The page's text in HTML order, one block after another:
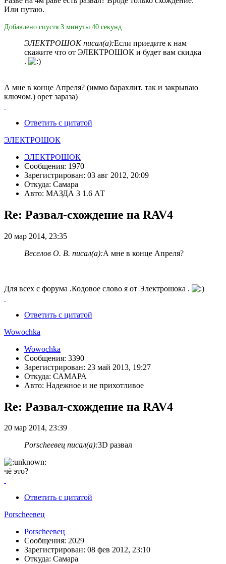
Или путаю.
Добавлено спустя 3 минуты 40 секунд:
ЭЛЕКТРОШОК писал(а):Если приедите к нам
скажите что от ЭЛЕКТРОШОК и будет вам скидка
.
А мне в конце Апреля? (иммо барахлит. так и закрываю
ключом.) орет зараза)
Ответить с цитатой
ЭЛЕКТРОШОК
ЭЛЕКТРОШОК
Сообщения: 1970
Зарегистрирован: 03 авг 2012, 20:09
Откуда: Самара
Авто: МАЗДА 3 1.6 АТ
Re: Развал-схождение на RAV4
20 мар 2014, 23:35
Веселов О. В. писал(а):А мне в конце Апреля?
Для всех с форума .Кодовое слово я от Электрошока .
Ответить с цитатой
Wowochka
Wowochka
Сообщения: 3390
Зарегистрирован: 23 май 2013, 19:27
Откуда: САМАРА
Авто: Надежное и не прихотливое
Re: Развал-схождение на RAV4
20 мар 2014, 23:39
Porscheeвец писал(а):3D развал
чё это?
Ответить с цитатой
Porscheeвец
Porscheeвец
Сообщения: 2029
Зарегистрирован: 08 фев 2012, 23:10
Откуда: Самара